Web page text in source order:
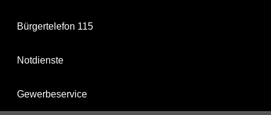
Bürgertelefon 115
Notdienste
Gewerbeservice